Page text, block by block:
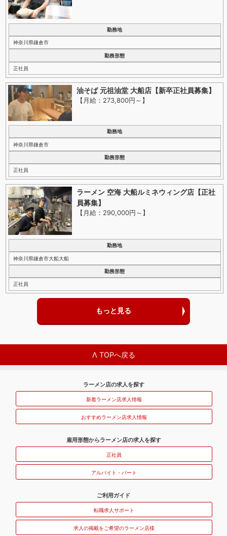
勤務地
神奈川県鎌倉市
勤務形態
正社員
油そば 元祖油堂 大船店【新卒正社員募集】
【月給：273,800円～ 】
勤務地
神奈川県鎌倉市
勤務形態
正社員
ラーメン 空海 大船ルミネウィング店【正社
員募集】
【月給：290,000円～ 】
勤務地
神奈川県鎌倉市大船大船
勤務形態
正社員
もっと見る
Λ TOPへ戻る
ラーメン店の求人を探す
新着ラーメン店求人情報
おすすめラーメン店求人情報
雇用形態からラーメン店の求人を探す
正社員
アルバイト・パート
ご利用ガイド
転職求人サポート
求人の掲載をご希望のラーメン店様